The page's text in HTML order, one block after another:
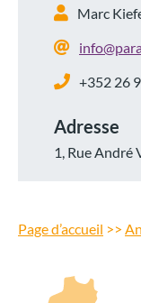
Marc
+352 26
Adresse
1, Rue André
Page d’accueil >>